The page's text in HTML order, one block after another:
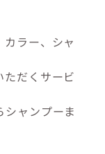
ラー、シャ
ただくサービ
ャンプーま